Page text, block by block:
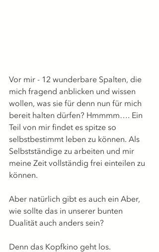
Vor mir - 12 wunderbare Spalten, die
mich fragend anblicken und wissen
wollen, was sie für denn nun für mich
bereit halten dürfen? Hmmmm…. Ein
Teil von mir findet es spitze so
selbstbestimmt leben zu können. Als
Selbstständige zu arbeiten und mir
meine Zeit vollständig frei einteilen zu
können.
Aber natürlich gibt es auch ein Aber,
wie sollte das in unserer bunten
Dualität auch anders sein?
Denn das Kopfkino geht los.